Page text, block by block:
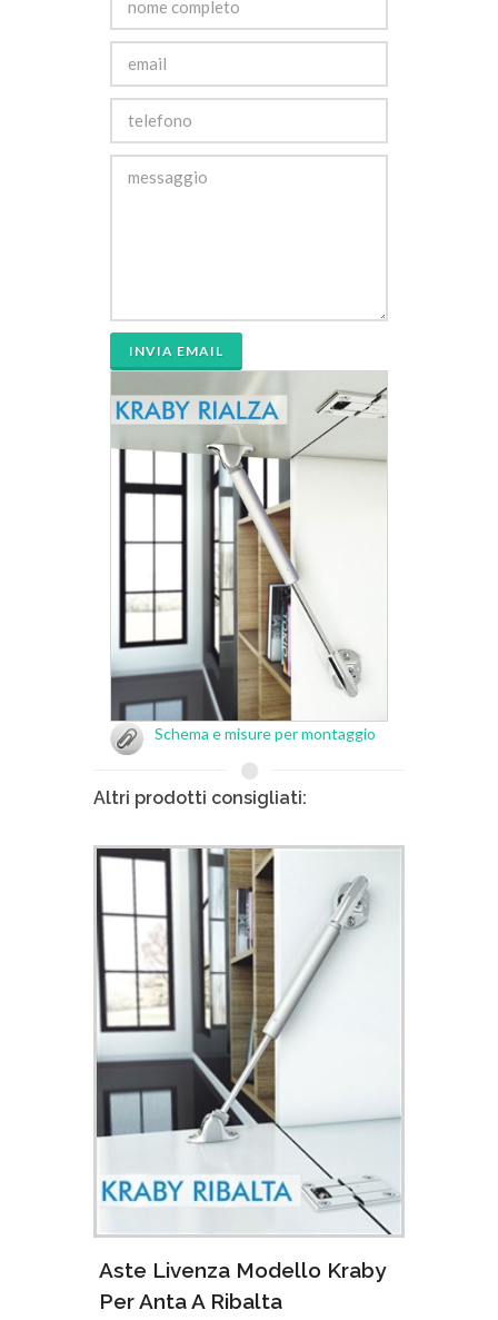
INVIA EMAIL
Schema e misure per montaggio
Altri prodotti consigliati:
Aste Livenza Modello Kraby
Per Anta A Ribalta